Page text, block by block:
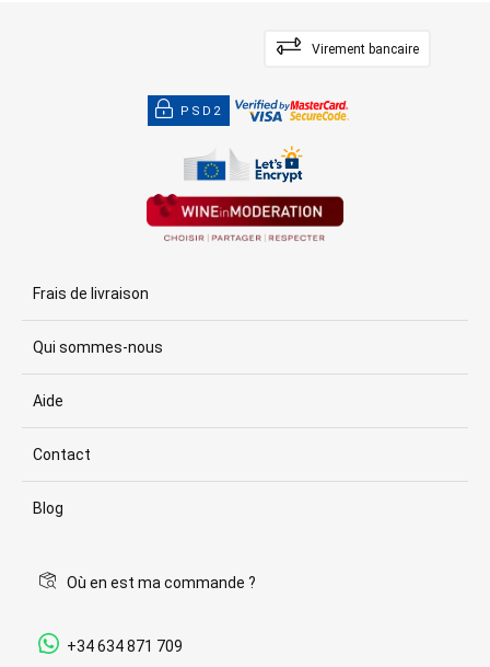
Virement bancaire
PSD2
Frais de livraison
Qui sommes-nous
Aide
Contact
Blog
Où en est ma commande ?
+34 634 871 709